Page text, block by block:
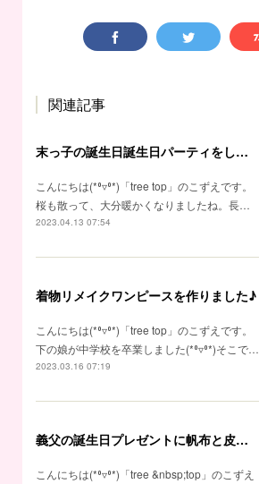
関連記事
末っ子の誕生日誕生日パーティをしました♪
こんにちは(*⁰▿⁰*)「tree top」のこずえです。
桜も散って、大分暖かくなりましたね。長…
2023.04.13 07:54
着物リメイクワンピースを作りました♪
こんにちは(*⁰▿⁰*)「tree top」のこずえです。
下の娘が中学校を卒業しました(*⁰▿⁰*)そこで…
2023.03.16 07:19
義父の誕生日プレゼントに帆布と皮のリュックを作りました♪
こんにちは(*⁰▿⁰*)「tree &nbsp;top」のこずえ